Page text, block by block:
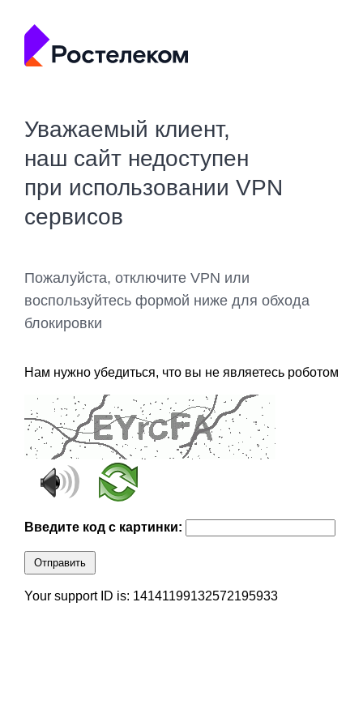
Уважаемый клиент,
наш сайт недоступен
при использовании VPN
сервисов
Пожалуйста, отключите VPN или
воспользуйтесь формой ниже для обхода
блокировки
Нам нужно убедиться, что вы не являетесь роботом
Введите код с картинки:
Отправить
Your support ID is: 14141199132572195933